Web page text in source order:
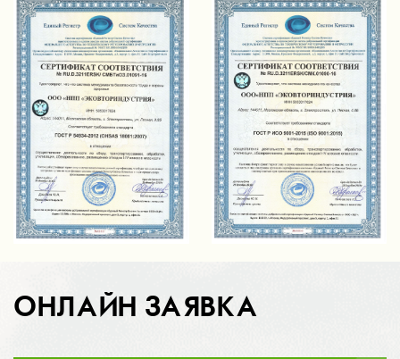
ОНЛАЙН ЗАЯВКА